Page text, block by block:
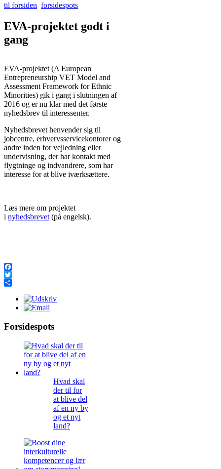
til forsiden forsidespots
EVA-projektet godt i
gang
EVA-projektet (A European
Entrepreneurship VET Model and
Assessment Framework for Ethnic
Minorities) gik i gang i slutningen af
2016 og er nu klar med det første
nyhedsbrev til interessenter.
Nyhedsbrevet henvender sig til
jobcentre, erhvervsservicekontorer og
andre inden for vejledning eller
undervisning, der har kontakt med
flygtninge og indvandrere, som har
interesse for at blive iværksættere.
Læs mere om projektet
i nyhedsbrevet (på engelsk).
Facebook
Twitter
Forsidespots
Hvad skal
der til for
at blive del
af en ny by
og et nyt
land?